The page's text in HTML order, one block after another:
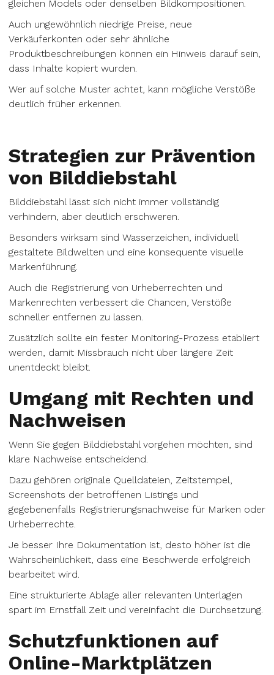
gleichen Models oder denselben Bildkompositionen.
Auch ungewöhnlich niedrige Preise, neue
Verkäuferkonten oder sehr ähnliche
Produktbeschreibungen können ein Hinweis darauf sein,
dass Inhalte kopiert wurden.
Wer auf solche Muster achtet, kann mögliche Verstöße
deutlich früher erkennen.
Strategien zur Prävention
von Bilddiebstahl
Bilddiebstahl lässt sich nicht immer vollständig
verhindern, aber deutlich erschweren.
Besonders wirksam sind Wasserzeichen, individuell
gestaltete Bildwelten und eine konsequente visuelle
Markenführung.
Auch die Registrierung von Urheberrechten und
Markenrechten verbessert die Chancen, Verstöße
schneller entfernen zu lassen.
Zusätzlich sollte ein fester Monitoring-Prozess etabliert
werden, damit Missbrauch nicht über längere Zeit
unentdeckt bleibt.
Umgang mit Rechten und
Nachweisen
Wenn Sie gegen Bilddiebstahl vorgehen möchten, sind
klare Nachweise entscheidend.
Dazu gehören originale Quelldateien, Zeitstempel,
Screenshots der betroffenen Listings und
gegebenenfalls Registrierungsnachweise für Marken oder
Urheberrechte.
Je besser Ihre Dokumentation ist, desto höher ist die
Wahrscheinlichkeit, dass eine Beschwerde erfolgreich
bearbeitet wird.
Eine strukturierte Ablage aller relevanten Unterlagen
spart im Ernstfall Zeit und vereinfacht die Durchsetzung.
Schutzfunktionen auf
Online-Marktplätzen